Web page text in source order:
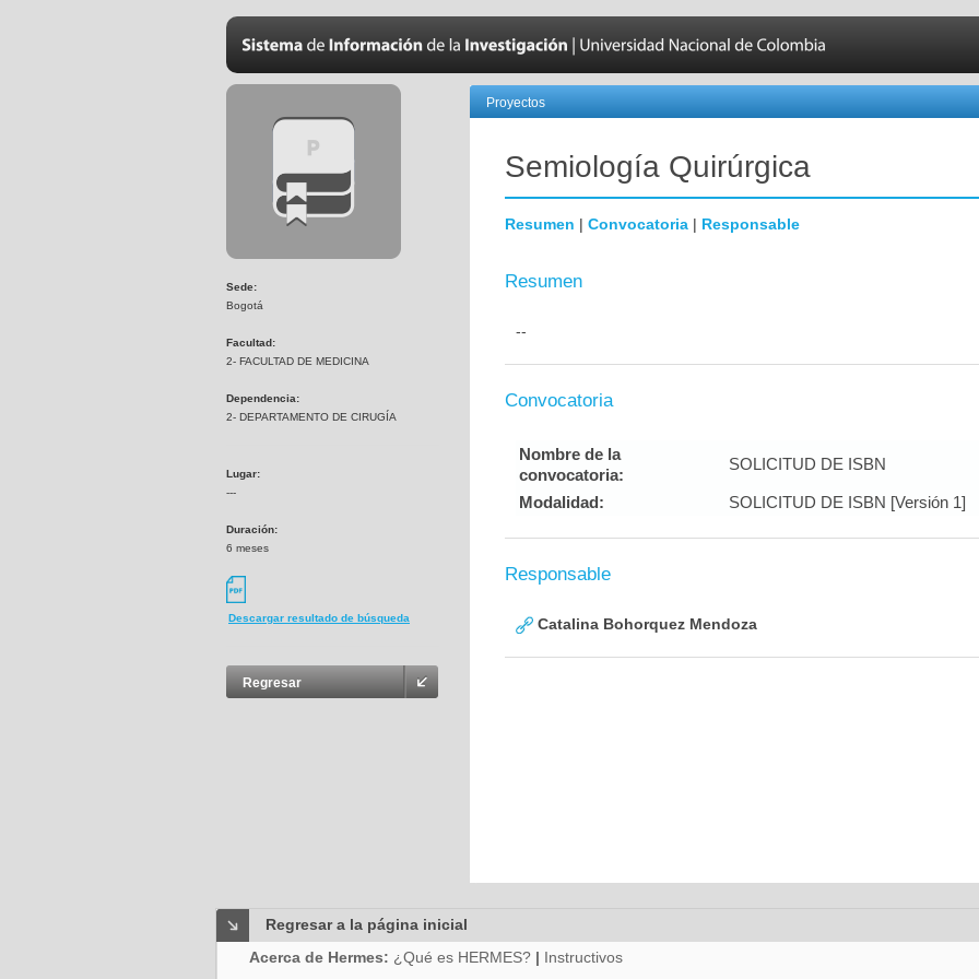
Sede:
Bogotá
Facultad:
2- FACULTAD DE MEDICINA
Dependencia:
2- DEPARTAMENTO DE CIRUGÍA
Lugar:
---
Duración:
6 meses
Descargar resultado de búsqueda
Regresar
Proyectos
Semiología Quirúrgica
Resumen | Convocatoria | Responsable
Resumen
--
Convocatoria
Nombre de la
convocatoria:
SOLICITUD DE ISBN
Modalidad: SOLICITUD DE ISBN [Versión 1]
Responsable
Catalina Bohorquez Mendoza
Regresar a la página inicial
Acerca de Hermes: ¿Qué es HERMES? | Instructivos